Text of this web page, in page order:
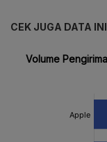
CEK JUGA DATA INI